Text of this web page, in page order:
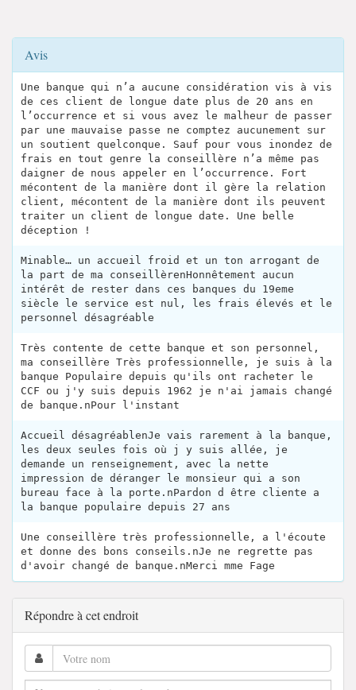
Avis
Une banque qui n’a aucune considération vis à vis
de ces client de longue date plus de 20 ans en
l’occurrence et si vous avez le malheur de passer
par une mauvaise passe ne comptez aucunement sur
un soutient quelconque. Sauf pour vous inondez de
frais en tout genre la conseillère n’a même pas
daigner de nous appeler en l’occurrence. Fort
mécontent de la manière dont il gère la relation
client, mécontent de la manière dont ils peuvent
traiter un client de longue date. Une belle
déception !
Minable… un accueil froid et un ton arrogant de
la part de ma conseillèrenHonnêtement aucun
intérêt de rester dans ces banques du 19eme
siècle le service est nul, les frais élevés et le
personnel désagréable
Très contente de cette banque et son personnel,
ma conseillère Très professionnelle, je suis à la
banque Populaire depuis qu'ils ont racheter le
CCF ou j'y suis depuis 1962 je n'ai jamais changé
de banque.nPour l'instant
Accueil désagréablenJe vais rarement à la banque,
les deux seules fois où j y suis allée, je
demande un renseignement, avec la nette
impression de déranger le monsieur qui a son
bureau face à la porte.nPardon d être cliente a
la banque populaire depuis 27 ans
Une conseillère très professionnelle, a l'écoute
et donne des bons conseils.nJe ne regrette pas
d'avoir changé de banque.nMerci mme Fage
Répondre à cet endroit